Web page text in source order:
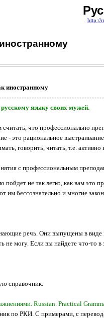
http://
иностранному
языку своих мужей.
что профессионально
- это рациональное
говорить, читать, т.е. активно
с профессиональным
не так легко, как вам это
бессознательно и многие
речь. Они выпущены в
могу. Если вы найдете что-то
справочник:
Russian. Practical
по РКИ. С примерами, с